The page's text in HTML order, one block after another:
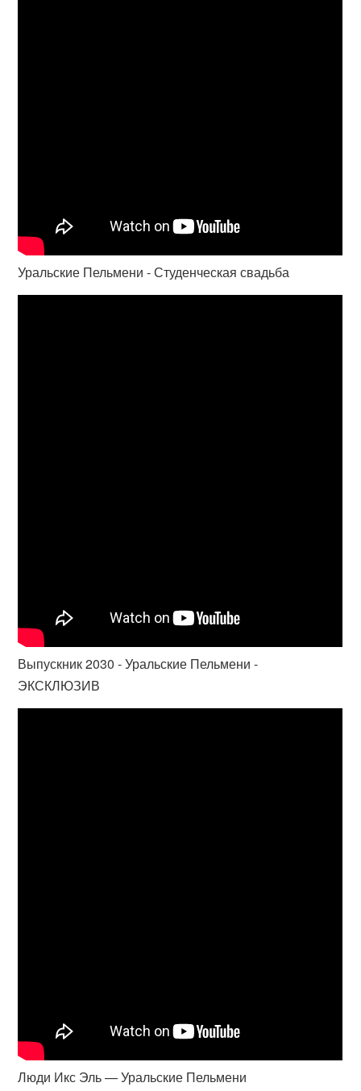
Уральские Пельмени - Студенческая свадьба
Выпускник 2030 - Уральские Пельмени -
ЭКСКЛЮЗИВ
Люди Икс Эль — Уральские Пельмени